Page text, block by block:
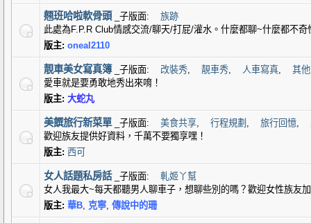
翹班哈啦軟骨頭 _子版面:
族跡
此處為F.P.R Club情感交流/聊天/打屁/灌水。什麼都聊~什麼都不奇
版主: oneal2110
靚車美女寫真簿 _子版面: 改裝秀, 靚車秀, 人車寫真,
其
愛車就是要勇敢地秀出來唷！
版主: 大蛇丸
美饌旅行新菜單 _子版面: 美食共享, 行程規劃 , 旅行回憶,
歡迎族友提供好資料，千萬不要獨享嘿！
版主: 西可
女人話題私房話 _子版面:
軋姬丫幫
女人我最大~每天都聽男人聊車子，想聊些別的嗎？歡迎女性族友
版主: 華B, 克寧, 傳說中的珊